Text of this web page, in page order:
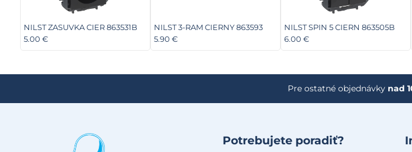
NILST ZASUVKA CIER 863531B
5.00 €
NILST 3-RAM CIERNY 863593
5.90 €
NILST SPIN 5 CIERN 863505B
6.00 €
Pre ostatné objednávky nad
Potrebujete poradiť?